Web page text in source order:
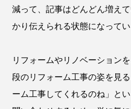
減って、記事はどんどん増え
かり伝えられる状態になってい
リフォームやリノベーション
段のリフォーム工事の姿を見
ーム工事してくれるのね」と